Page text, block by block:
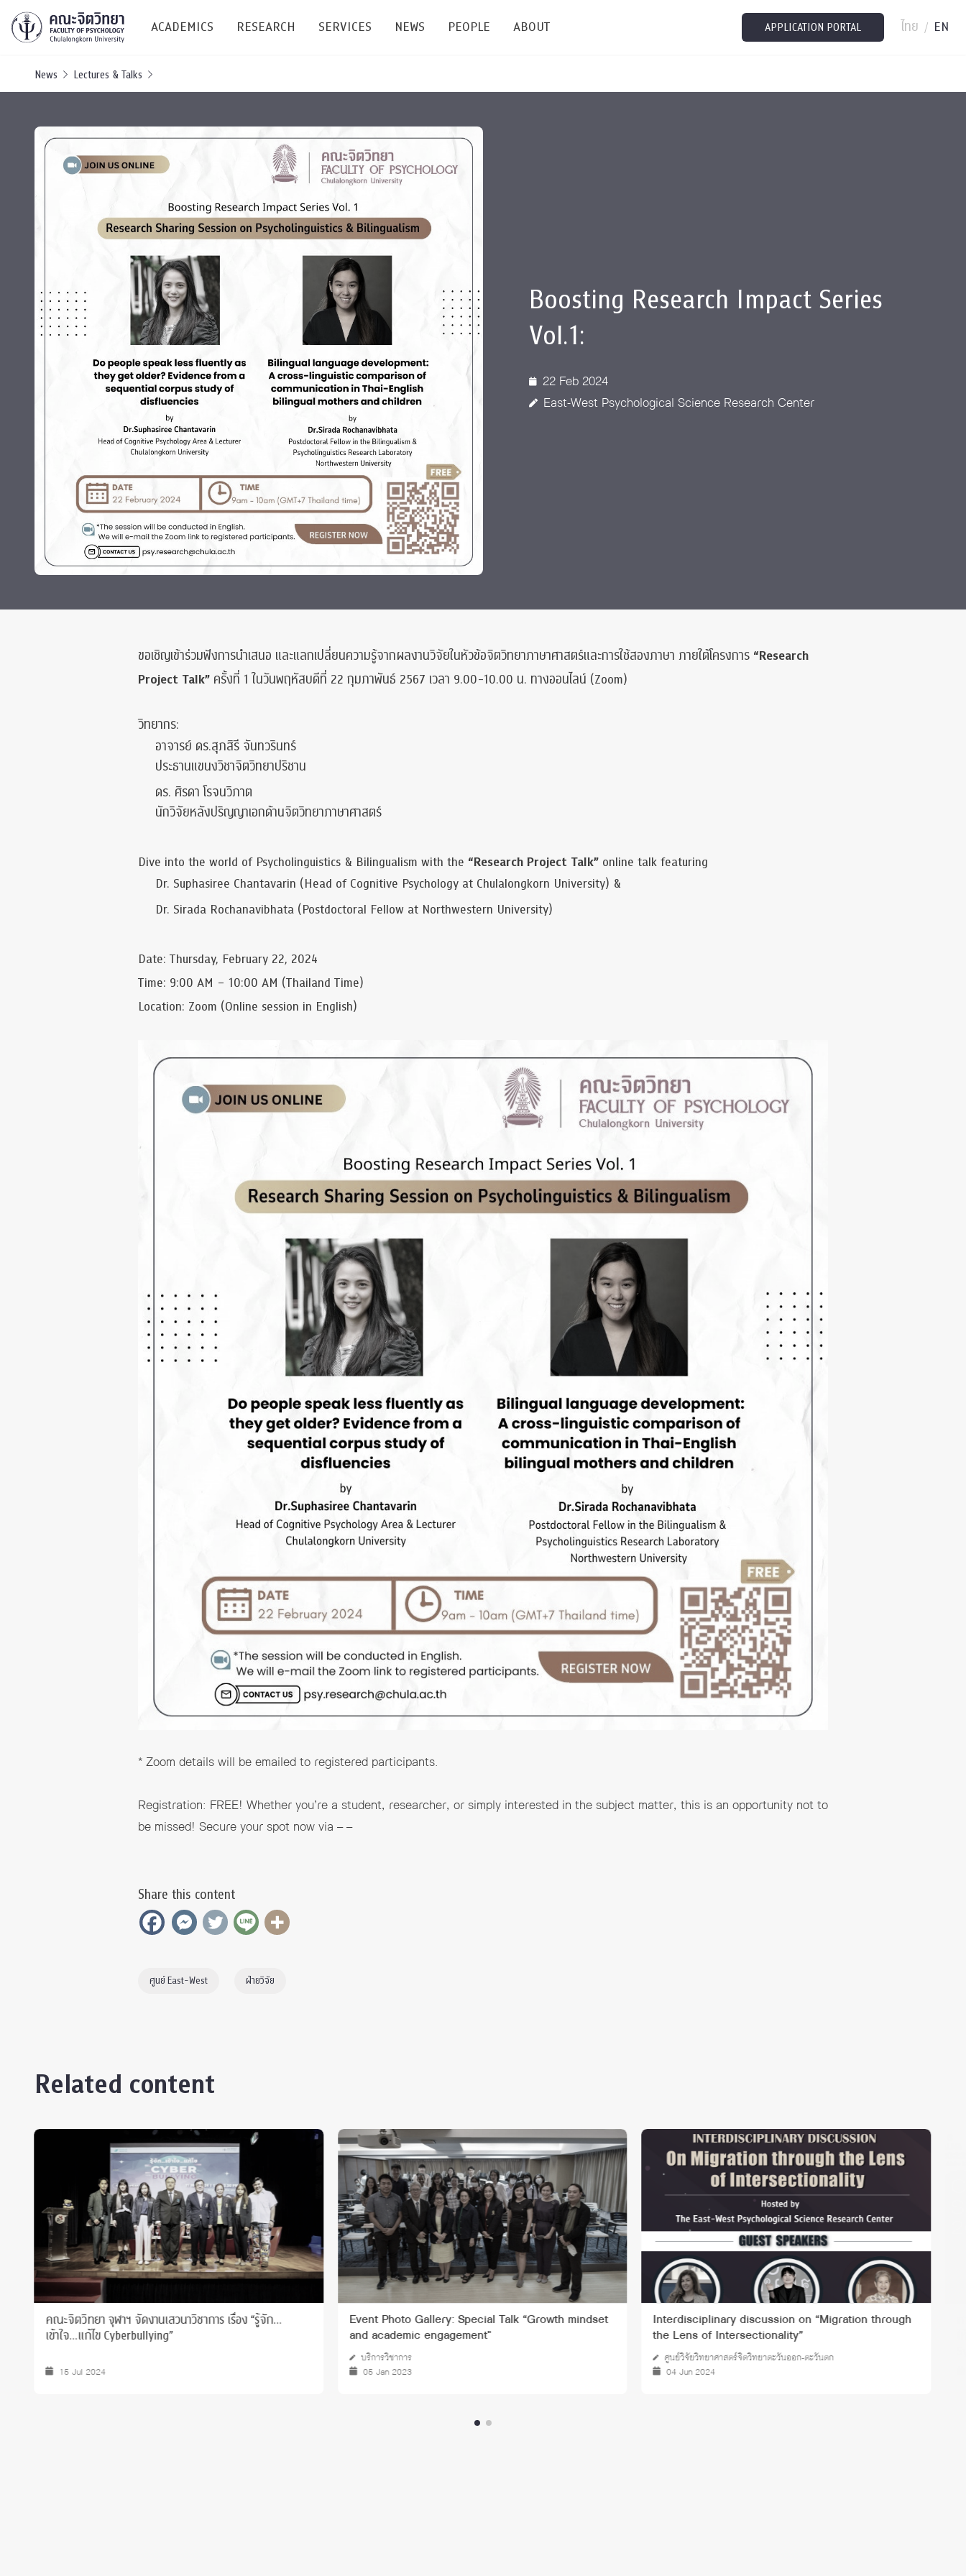
ACADEMICS
Bachelor of Science
(B.Sc.)
Graduate
Master's and PhD
Current Students
RESEARCH
Resources & Facilities
Research Publications
Conference
International Conference & Symposium
SSBW Activities
Grants and Awards
SERVICES
Academic Service
PSY Stats Clinic
Wellness Center
Psychological Center for Effective Organization
Life Di
CU Radio
NEWS
Events & Announcement
Lectures & Talks
Jobs
PEOPLE
Staffs
ABOUT
Intranet
APPLICATION PORTAL ไทย / EN
News Lectures & Talks
Boosting Research Impact Series
Vol.1:
22 Feb 2024
East-West Psychological Science Research Center
ขอเชิญเข้าร่วมฟังการนำเสนอ และแลกเปลี่ยนความรู้จากผลงานวิจัยในหัวข้อจิตวิทยาภาษาศาสตร์และการใช้สองภาษา ภายใต้โครงการ “Research
Project Talk” ครั้งที่ 1 ในวันพฤหัสบดีที่ 22 กุมภาพันธ์ 2567 เวลา 9.00-10.00 น. ทางออนไลน์ (Zoom)
วิทยากร:
อาจารย์ ดร.สุภสิรี จันทวรินทร์
ประธานแขนงวิชาจิตวิทยาปริชาน
ดร. ศิรดา โรจนวิภาต
นักวิจัยหลังปริญญาเอกด้านจิตวิทยาภาษาศาสตร์
Dive into the world of Psycholinguistics & Bilingualism with the “Research Project Talk” online talk featuring
Dr. Suphasiree Chantavarin (Head of Cognitive Psychology at Chulalongkorn University) &
Dr. Sirada Rochanavibhata (Postdoctoral Fellow at Northwestern University)
Date: Thursday, February 22, 2024
Time: 9:00 AM – 10:00 AM (Thailand Time)
Location: Zoom (Online session in English)
* Zoom details will be emailed to registered participants.
Registration: FREE! Whether you’re a student, researcher, or simply interested in the subject matter, this is an opportunity not to
be missed! Secure your spot now via – –
Share this content
ศูนย์ East-West ฝ่ายวิจัย
Related content
คณะจิตวิทยา จุฬาฯ จัดงานเสวนาวิชาการ เรื่อง “รู้จัก…
เข้าใจ…แก้ไข Cyberbullying”
15 Jul 2024
Event Photo Gallery: Special Talk “Growth mindset
and academic engagement"
บริการวิชาการ
05 Jan 2023
Interdisciplinary discussion on “Migration through
the Lens of Intersectionality”
ศูนย์วิจัยวิทยาศาสตร์จิตวิทยาตะวันออก-ตะวันตก
04 Jun 2024